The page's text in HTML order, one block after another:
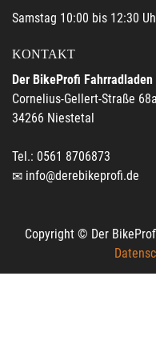
Samstag 10:00 bis 12:30
KONTAKT
Der BikeProfi Fahrradladen
Cornelius-Gellert-Straße 68a
34266 Niestetal
Tel.: 0561 8706873
info@derebikeprofi.de
Copyright © Der